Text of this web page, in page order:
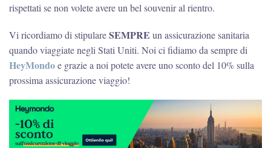
rispettati se non volete avere un bel souvenir al rientro.
Vi ricordiamo di stipulareSEMPRE un assicurazione sanitaria
quando viaggiate negli Stati Uniti. Noi ci fidiamo da sempre di
HeyMondoe grazie a noi potete avere uno sconto del 10% sulla
prossima assicurazione viaggio!